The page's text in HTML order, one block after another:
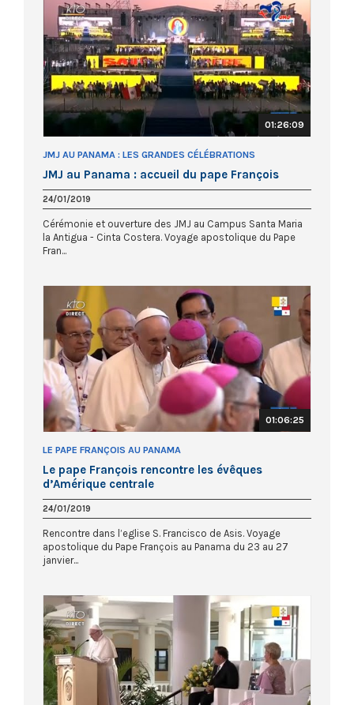
01:26:09
JMJ AU PANAMA : LES GRANDES CÉLÉBRATIONS
JMJ au Panama : accueil du pape François
24/01/2019
Cérémonie et ouverture des JMJ au Campus Santa Maria
la Antigua - Cinta Costera. Voyage apostolique du Pape
Fran...
01:06:25
LE PAPE FRANÇOIS AU PANAMA
Le pape François rencontre les évêques
d’Amérique centrale
24/01/2019
Rencontre dans l’eglise S. Francisco de Asis. Voyage
apostolique du Pape François au Panama du 23 au 27
janvier...